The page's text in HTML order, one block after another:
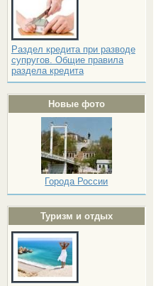
Раздел кредита при разводе
супругов. Общие правила
раздела кредита
Новые фото
Города России
Туризм и отдых